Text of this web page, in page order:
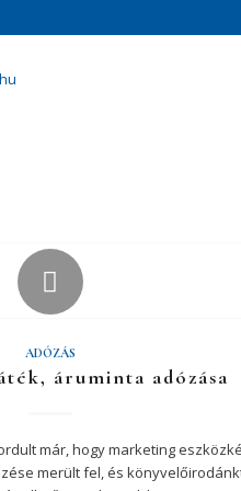
ADÓZÁS
áruminta adózása
már, hogy marketing
merült fel, és